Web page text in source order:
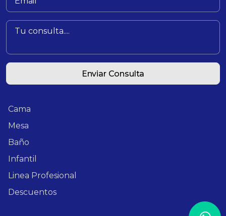
Enviar Consulta
Cama
Mesa
Baño
Infantil
Linea Profesional
Descuentos